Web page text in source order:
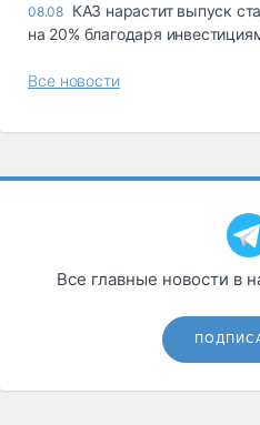
08.08 КАЗ нарастит выпуск
на 20% благодаря
Все новости
Все главные новости в